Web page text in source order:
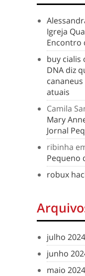
Igreja
Encontro
buy cialis
DNA diz
atuais
Camila
Mary
Jornal
ribinha
Pequeno
robux
julho 2024
junho
maio 2024